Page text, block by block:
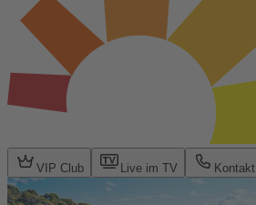
VIP Club Live im TV Kontakt